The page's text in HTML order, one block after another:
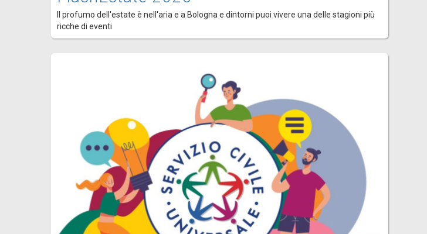
Il profumo dell'estate è nell'aria e a Bologna e dintorni puoi vivere una delle stagioni più
ricche di eventi